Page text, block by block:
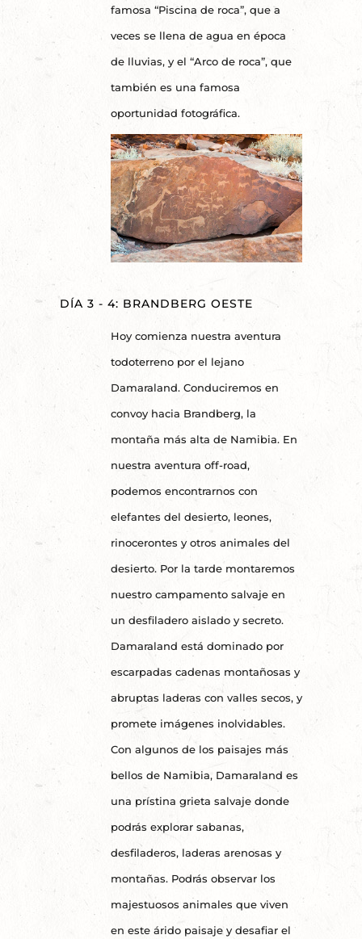
famosa “Piscina de roca”, que a
veces se llena de agua en época
de lluvias, y el “Arco de roca”, que
también es una famosa
oportunidad fotográfica.
DÍA 3 - 4: BRANDBERG OESTE
Hoy comienza nuestra aventura
todoterreno por el lejano
Damaraland. Conduciremos en
convoy hacia Brandberg, la
montaña más alta de Namibia. En
nuestra aventura off-road,
podemos encontrarnos con
elefantes del desierto, leones,
rinocerontes y otros animales del
desierto. Por la tarde montaremos
nuestro campamento salvaje en
un desfiladero aislado y secreto.
Damaraland está dominado por
escarpadas cadenas montañosas y
abruptas laderas con valles secos, y
promete imágenes inolvidables.
Con algunos de los paisajes más
bellos de Namibia, Damaraland es
una prístina grieta salvaje donde
podrás explorar sabanas,
desfiladeros, laderas arenosas y
montañas. Podrás observar los
majestuosos animales que viven
en este árido paisaje y desafiar el